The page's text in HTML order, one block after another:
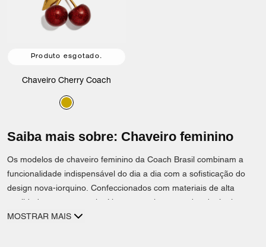
Produto esgotado.
Chaveiro Cherry Coach
Saiba mais sobre: Chaveiro feminino
Os modelos de chaveiro feminino da Coach Brasil combinam a
funcionalidade indispensável do dia a dia com a sofisticação do
design nova-iorquino. Confeccionados com materiais de alta
qualidade, como couro legítimo e metais escovados duráveis,
essesacessórios refinados servem tanto para organizar suas
MOSTRAR MAIS